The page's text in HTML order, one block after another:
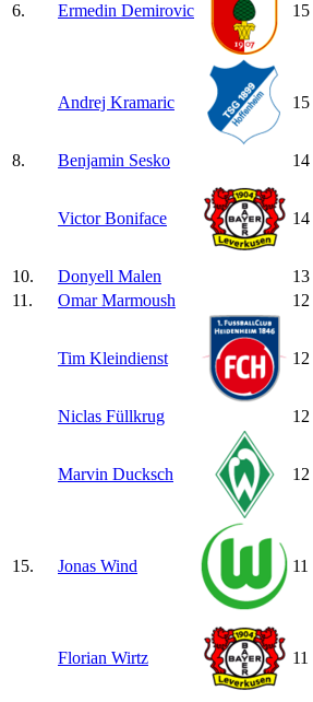
6. Ermedin Demirovic 15
Andrej Kramaric 15
8. Benjamin Sesko 14
Victor Boniface 14
10. Donyell Malen
13
11.
Omar Marmoush 12
Tim Kleindienst 12
Niclas Füllkrug 12
Marvin Ducksch 12
15. Jonas Wind 11
Florian Wirtz 11